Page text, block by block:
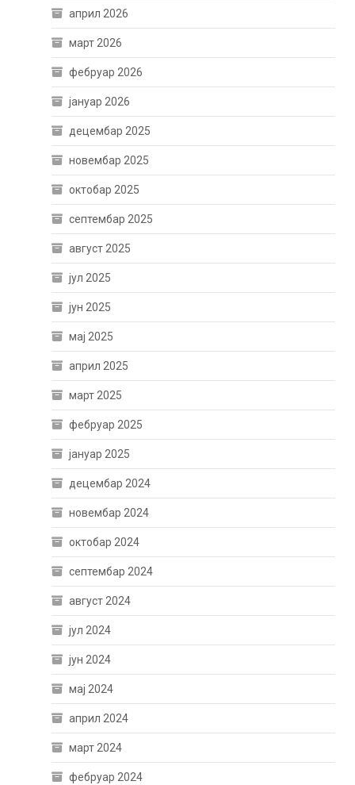
април 2026
март 2026
фебруар 2026
јануар 2026
децембар 2025
новембар 2025
октобар 2025
септембар 2025
август 2025
јул 2025
јун 2025
мај 2025
април 2025
март 2025
фебруар 2025
јануар 2025
децембар 2024
новембар 2024
октобар 2024
септембар 2024
август 2024
јул 2024
јун 2024
мај 2024
април 2024
март 2024
фебруар 2024